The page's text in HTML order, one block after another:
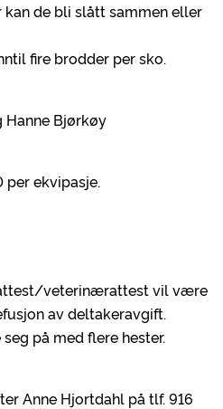
de bli slått sammen eller
fire brodder per sko.
Hanne Bjørkøy
per ekvipasje.
veterinærattest vil være
av deltakeravgift.
på med flere hester.
Anne Hjortdahl på tlf. 916